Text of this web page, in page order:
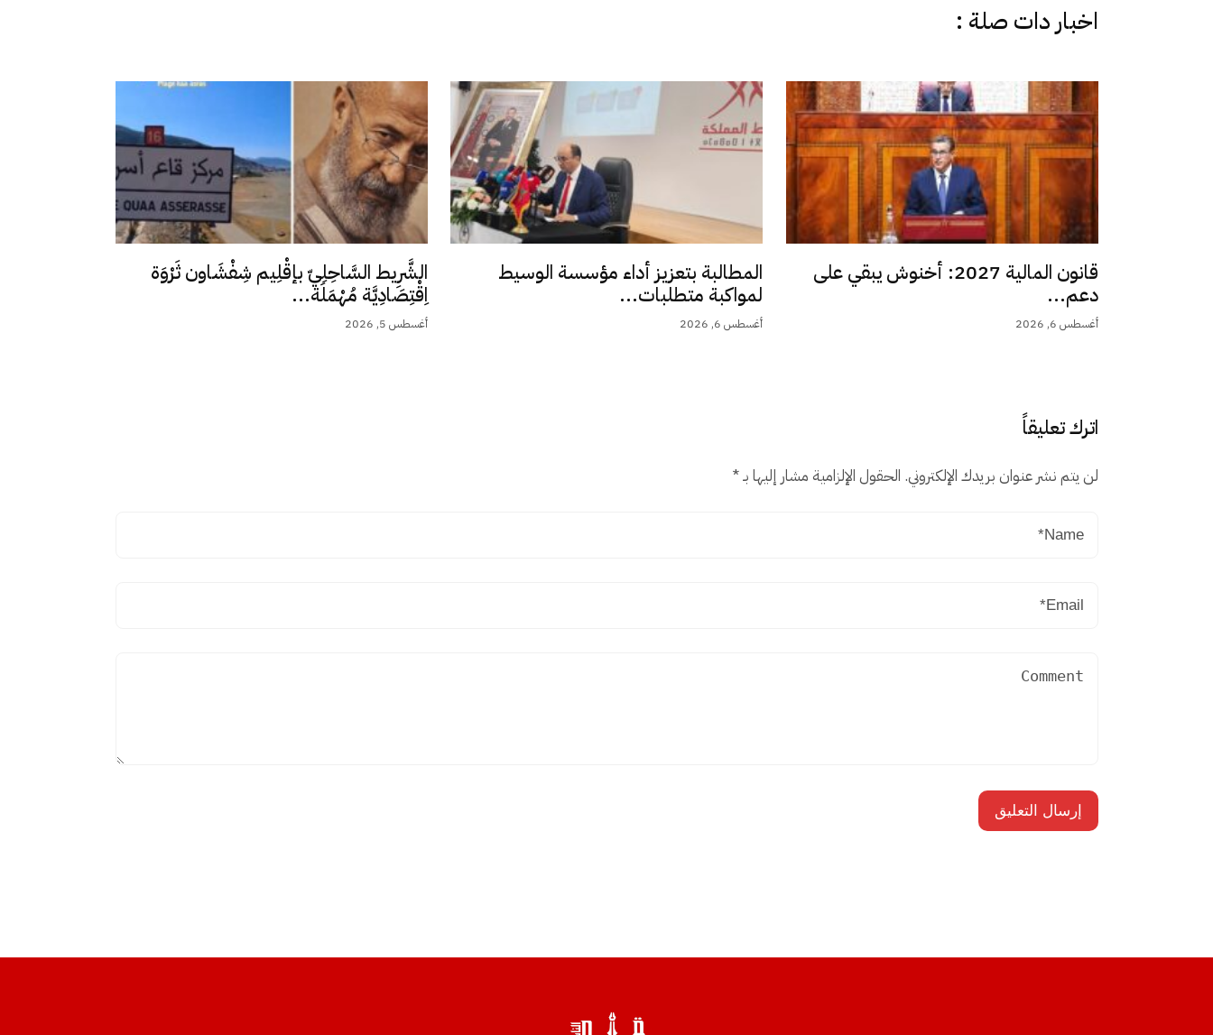
اخبار دات صلة :
قانون المالية 2027: أخنوش يبقي على
دعم...
أغسطس 6, 2026
المطالبة بتعزيز أداء مؤسسة الوسيط
لمواكبة متطلبات...
أغسطس 6, 2026
الشَّرِيط السَّاحِلِيّ بإقْلِيم شِفْشَاون ثَرْوَة
اِقْتِصَادِيَّة مُهْمَلَة...
أغسطس 5, 2026
اترك تعليقاً
لن يتم نشر عنوان بريدك الإلكتروني. الحقول الإلزامية مشار إليها بـ*